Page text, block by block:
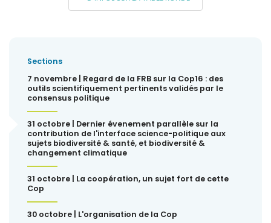
Sections
7 novembre | Regard de la FRB sur la Cop16 : des
outils scientifiquement pertinents validés par le
consensus politique
31 octobre | Dernier évenement parallèle sur la
contribution de l'interface science-politique aux
sujets biodiversité & santé, et biodiversité &
changement climatique
31 octobre | La coopération, un sujet fort de cette
Cop
30 octobre | L'organisation de la Cop